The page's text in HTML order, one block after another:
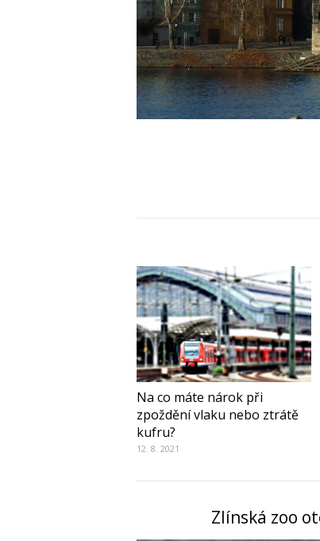
Na co máte nárok při
zpoždění vlaku nebo ztrátě
kufru?
12. 8. 2021
Zlínská zoo